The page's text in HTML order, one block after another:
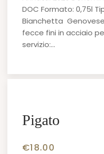
DOC Formato: 0,75l
Bianchetta
fecce fini in acciaio
servizio:…
Pigato
€18.00